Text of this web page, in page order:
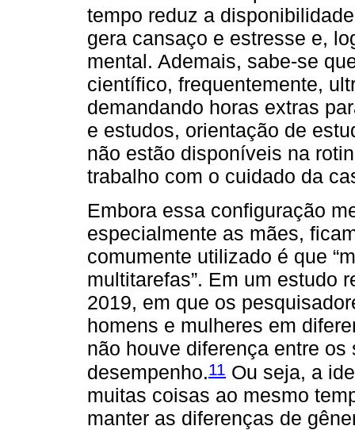
tempo reduz a
gera cansaço e estresse e,
mental. Ademais, sabe-se
científico, frequentemente,
demandando horas extras
e estudos, orientação de
não estão disponíveis na
trabalho com o cuidado da
Embora essa configuração
especialmente as mães,
comumente utilizado é que
multitarefas”. Em um estudo
2019, em que os
homens e mulheres em
não houve diferença entre
desempenho.11 Ou seja, a
muitas coisas ao mesmo
manter as diferenças de